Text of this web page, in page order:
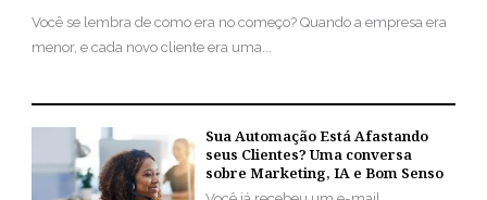
Você se lembra de como era no começo? Quando a empresa era
menor, e cada novo cliente era uma...
Sua Automação Está Afastando
seus Clientes? Uma conversa
sobre Marketing, IA e Bom Senso